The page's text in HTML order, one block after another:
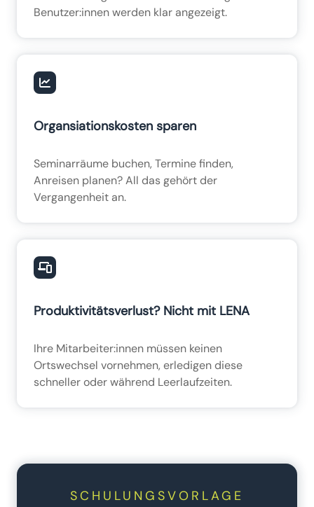
Benutzer:innen werden klar angezeigt.
Organsiationskosten sparen
Seminarräume buchen, Termine finden,
Anreisen planen? All das gehört der
Vergangenheit an.
Produktivitätsverlust? Nicht mit LENA
Ihre Mitarbeiter:innen müssen keinen
Ortswechsel vornehmen, erledigen diese
schneller oder während Leerlaufzeiten.
SCHULUNGSVORLAGE